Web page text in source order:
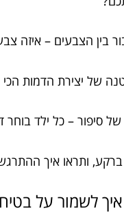
בין הצבעים – איזה
של יצירת הדמות הכי
סיפור – כל ילד בוחר
ברקע, ותראו איך
לשמור על